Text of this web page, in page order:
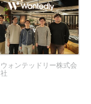
ウォンテッドリー株式会
社